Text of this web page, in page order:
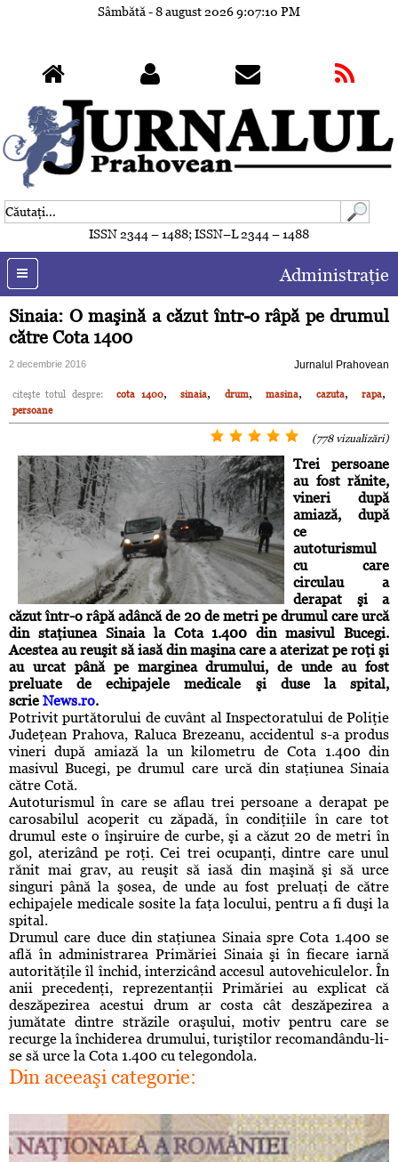
Sâmbătă - 8 august 20269:07:13 PM
ISSN 2344 – 1488; ISSN–L 2344 – 1488
Administraţie
Sinaia: O maşină a căzut într-o râpă pe drumul
către Cota 1400
2 decembrie 2016 Jurnalul Prahovean
citeşte totul despre: cota 1400, sinaia, drum, masina, cazuta, rapa,
persoane
(778 vizualizări)
Trei persoane
au fost rănite,
vineri după
amiază, după
ce
autoturismul
cu care
circulau a
derapat şi a
căzut într-o râpă adâncă de 20 de metri pe drumul care urcă
din staţiunea Sinaia la Cota 1.400 din masivul Bucegi.
Acestea au reuşit să iasă din maşina care a aterizat pe roţi şi
au urcat până pe marginea drumului, de unde au fost
preluate de echipajele medicale şi duse la spital,
scrie News.ro.
Potrivit purtătorului de cuvânt al Inspectoratului de Poliţie
Judeţean Prahova, Raluca Brezeanu, accidentul s-a produs
vineri după amiază la un kilometru de Cota 1.400 din
masivul Bucegi, pe drumul care urcă din staţiunea Sinaia
către Cotă.
Autoturismul în care se aflau trei persoane a derapat pe
carosabilul acoperit cu zăpadă, în condiţiile în care tot
drumul este o înşiruire de curbe, şi a căzut 20 de metri în
gol, aterizând pe roţi. Cei trei ocupanţi, dintre care unul
rănit mai grav, au reuşit să iasă din maşină şi să urce
singuri până la şosea, de unde au fost preluaţi de către
echipajele medicale sosite la faţa locului, pentru a fi duşi la
spital.
Drumul care duce din staţiunea Sinaia spre Cota 1.400 se
află în administrarea Primăriei Sinaia şi în fiecare iarnă
autorităţile îl închid, interzicând accesul autovehiculelor. În
anii precedenţi, reprezentanţii Primăriei au explicat că
deszăpezirea acestui drum ar costa cât deszăpezirea a
jumătate dintre străzile oraşului, motiv pentru care se
recurge la închiderea drumului, turiştilor recomandându-li-
se să urce la Cota 1.400 cu telegondola.
Din aceeaşi categorie: